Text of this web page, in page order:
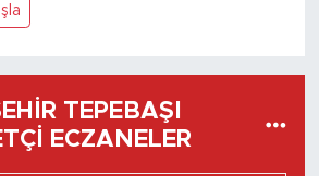
TEPEBAŞI
ECZANELER